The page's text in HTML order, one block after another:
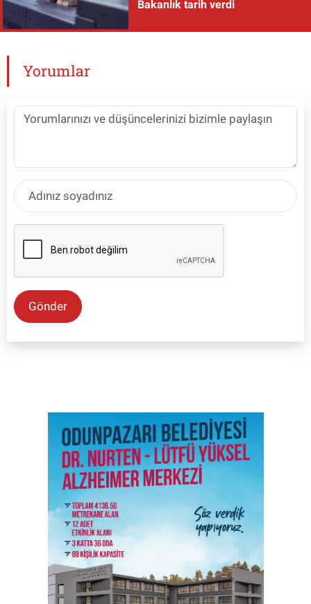
Bakanlık tarih verdi
Yorumlar
Gönder